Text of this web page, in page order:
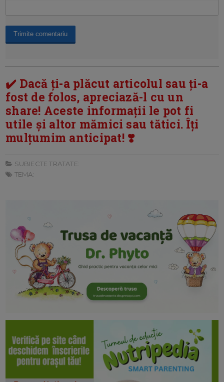
✔️ Dacă ți-a plăcut articolul sau ți-a
fost de folos, apreciază-l cu un
share! Aceste informații le pot fi
utile și altor mămici sau tătici. Îți
mulțumim anticipat! ❣️
SUBIECTE TRATATE:
TEMA: